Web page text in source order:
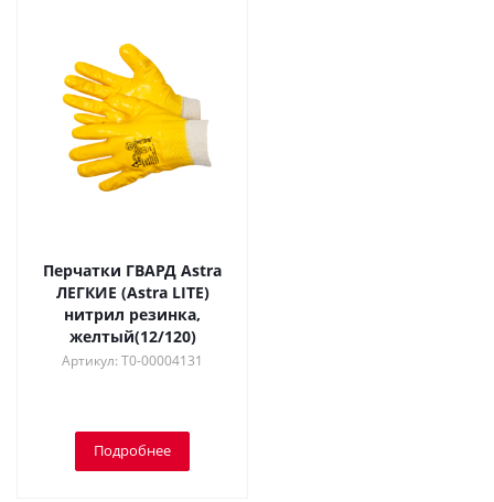
Перчатки ГВАРД Astra
ЛЕГКИЕ (Astra LITE)
нитрил резинка,
желтый(12/120)
Артикул: Т0-00004131
Подробнее